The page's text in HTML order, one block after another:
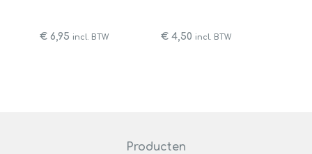
€6,95 incl. BTW €4,50 incl. BTW
Producten